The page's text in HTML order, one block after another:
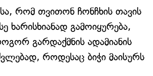
რომ თვითონ ჩონჩხის თავის
ხარისხიანად გამოიყურება,
გარდაქმნის ადამიანის
როდესაც ბიჭი მაისურს